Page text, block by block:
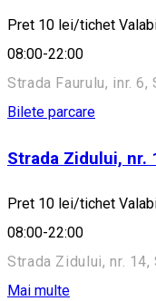
Pret 10 lei/tichet
08:00-22:00
Strada Faurulu, inr. 6,
Bilete parcare
Strada Zidului, nr.
Pret 10 lei/tichet
08:00-22:00
Strada Zidului, nr. 14,
Mai multe